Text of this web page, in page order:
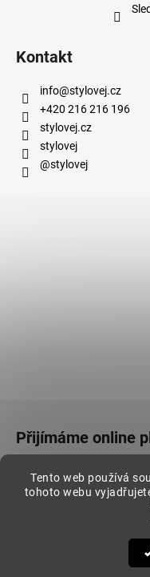
Tento web používá
tohoto webu
Kontakt
info@stylovej.cz
+420 216 216 196
stylovej.cz
stylovej
@stylovej
Přijímáme online